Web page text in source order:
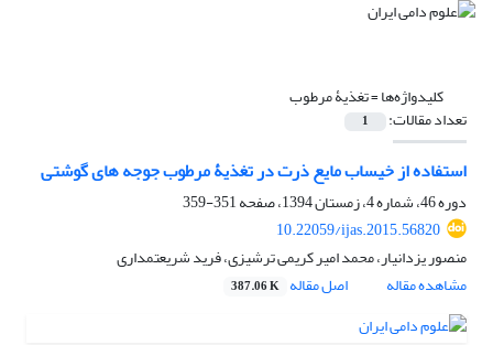
کلیدواژه‌ها =تغذیۀ مرطوب
تعداد مقالات: 1
استفاده از خیساب مایع ذرت در تغذیۀ مرطوب جوجه های گوشتی
دوره 46، شماره 4، زمستان 1394، صفحه
351-359
10.22059/ijas.2015.56820
منصور یزدانیار، محمد امیر کریمی ترشیزی، فرید شریعتمداری
مشاهده مقاله
اصل مقاله 387.06 K